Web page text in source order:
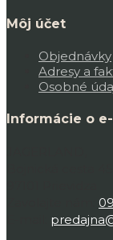
Môj účet
Objednávky
Adresy a
Osobné
Informácie o